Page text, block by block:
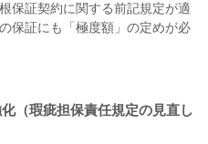
保証契約に関する前記規定が適
保証にも「極度額」の定めが必
（瑕疵担保責任規定の見直し